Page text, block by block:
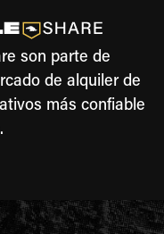
son parte de
de alquiler de
más confiable